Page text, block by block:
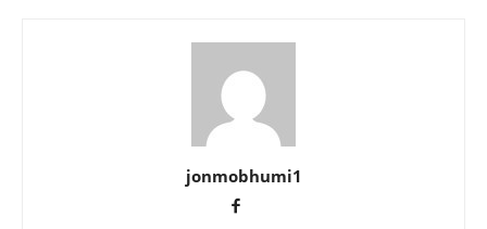
jonmobhumi1